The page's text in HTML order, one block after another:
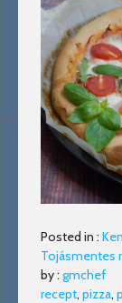
Posted in :
Tojásmentes
by : gmchef
recept, pizza,